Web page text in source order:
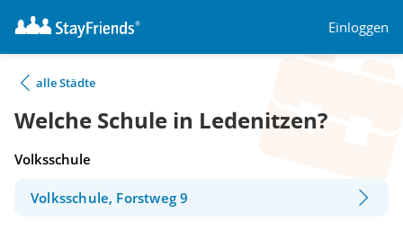
Einloggen
alle Städte
Welche Schule in Ledenitzen?
Volksschule
Volksschule, Forstweg 9